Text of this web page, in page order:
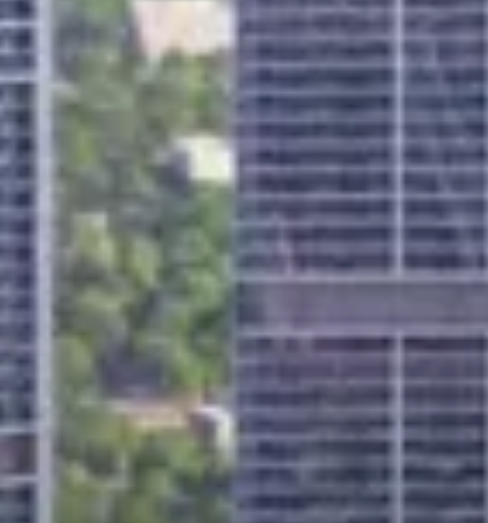
About Us